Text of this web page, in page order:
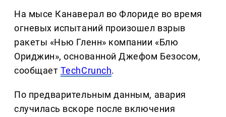
На мысе Канаверал во Флориде во время
огневых испытаний произошел взрыв
ракеты «Нью Гленн» компании «Блю
Ориджин», основанной Джефом Безосом,
сообщает TechCrunch.
По предварительным данным, авария
случилась вскоре после включения